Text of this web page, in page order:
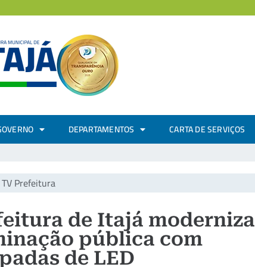
DEPARTAMENTOS CARTA DE SERVIÇOS
TV Prefeitura
de Itajá moderniza
pública com
de LED